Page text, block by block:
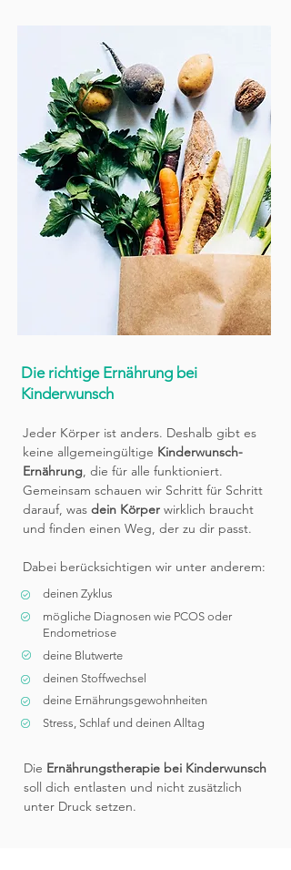
Die richtige Ernährung bei
Kinderwunsch
Jeder Körper ist anders. Deshalb gibt es
keine allgemeingültige Kinderwunsch-
Ernährung, die für alle funktioniert.
Gemeinsam schauen wir Schritt für Schritt
darauf, was dein Körper wirklich braucht
und finden einen Weg, der zu dir passt.
Dabei berücksichtigen wir unter anderem:
deinen Zyklus
mögliche Diagnosen wie PCOS oder
Endometriose
deine Blutwerte
deinen Stoffwechsel
deine Ernährungsgewohnheiten
Stress, Schlaf und deinen Alltag
Die Ernährungstherapie bei Kinderwunsch
soll dich entlasten und nicht zusätzlich
unter Druck setzen.